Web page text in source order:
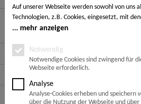
Auf unserer Webseite werden sowohl von uns
Technologien, z.B. Cookies, eingesetzt, mit
Ihrem Endgerät gespeichert und/oder von
Notwendige Cookies, Analyse-, Marketing- und
notwendigen Cookies handelt es sich um
sind, um den von Ihnen gewünschten Dienst
Cookies werden nur auf Grund einer von Ihnen
gesetzt. Die Einwilligung ist freiwillig. Personen,
noch nicht vollendet haben, benötigen die
mehr anzeigen
Notwendig
Notwendige Cookies sind zwingend für
Webseite erforderlich.
Analyse
Analyse-Cookies erheben und speichern
über die Nutzung der Webseite und
Hier finden Sie uns
Service Hotline
Informationen